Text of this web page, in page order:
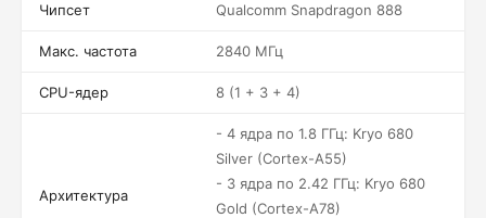
Чипсет Qualcomm Snapdragon 888
Макс. частота 2840 МГц
CPU-ядер 8 (1 + 3 + 4)
Архитектура
- 4 ядра по 1.8 ГГц: Kryo 680
Silver (Cortex-A55)
- 3 ядра по 2.42 ГГц: Kryo 680
Gold (Cortex-A78)